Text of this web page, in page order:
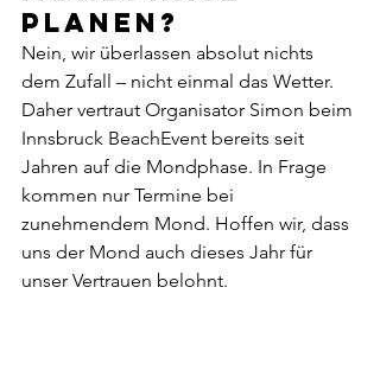
planen?
Nein, wir überlassen absolut nichts
dem Zufall – nicht einmal das Wetter.
Daher vertraut Organisator Simon beim
Innsbruck BeachEvent bereits seit
Jahren auf die Mondphase. In Frage
kommen nur Termine bei
zunehmendem Mond. Hoffen wir, dass
uns der Mond auch dieses Jahr für
unser Vertrauen belohnt.